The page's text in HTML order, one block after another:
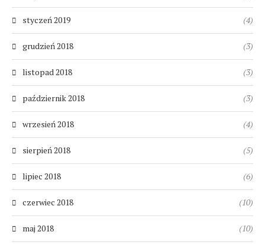
styczeń 2019 (4)
grudzień 2018 (3)
listopad 2018 (3)
październik 2018 (3)
wrzesień 2018 (4)
sierpień 2018 (5)
lipiec 2018 (6)
czerwiec 2018 (10)
maj 2018 (10)